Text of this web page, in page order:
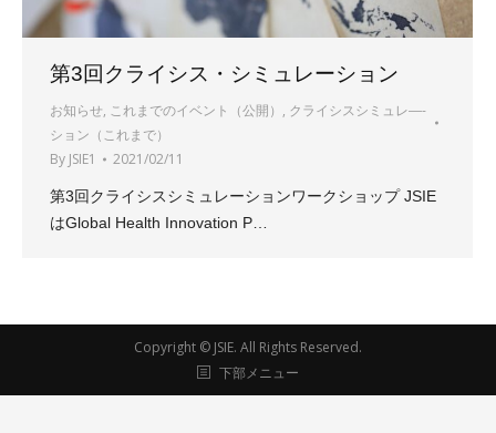
第3回クライシス・シミュレーション
お知らせ, これまでのイベント（公開） , クライシスシミュレ―-
ション（これまで）
By JSIE1 2021/02/11
第3回クライシスシミュレーションワークショップ JSIE
はGlobal Health Innovation P…
Copyright © JSIE. All Rights Reserved.
下部メニュー